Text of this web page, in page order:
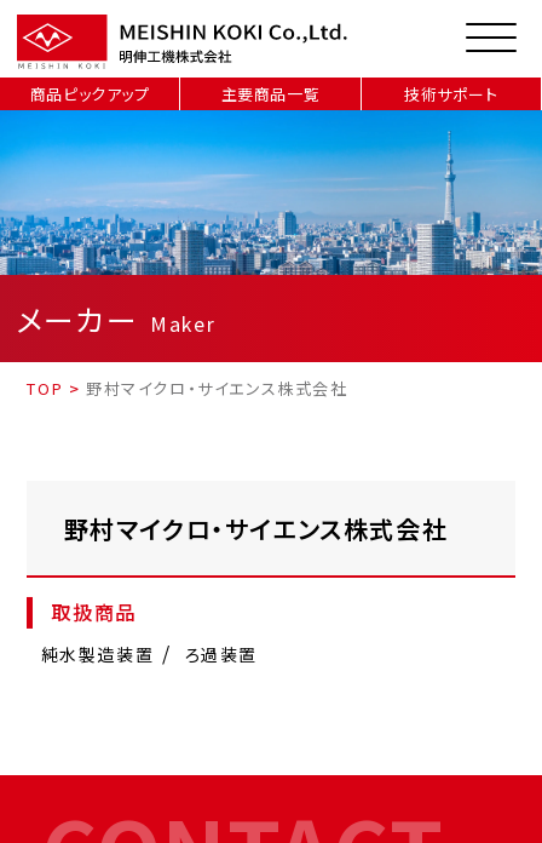
商品ピックアップ 主要商品一覧 技術サポート
メーカー Maker
TOP > 野村マイクロ・サイエンス株式会社
野村マイクロ・サイエンス株式会社
取扱商品
純水製造装置 ろ過装置